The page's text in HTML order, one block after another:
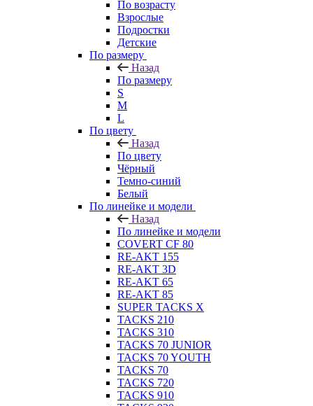
По возрасту
Взрослые
Подростки
Детские
По размеру
Назад
По размеру
S
M
L
По цвету
Назад
По цвету
Чёрный
Темно-синий
Белый
По линейке и модели
Назад
По линейке и модели
COVERT CF 80
RE-AKT 155
RE-AKT 3D
RE-AKT 65
RE-AKT 85
SUPER TACKS X
TACKS 210
TACKS 310
TACKS 70 JUNIOR
TACKS 70 YOUTH
TACKS 70
TACKS 720
TACKS 910